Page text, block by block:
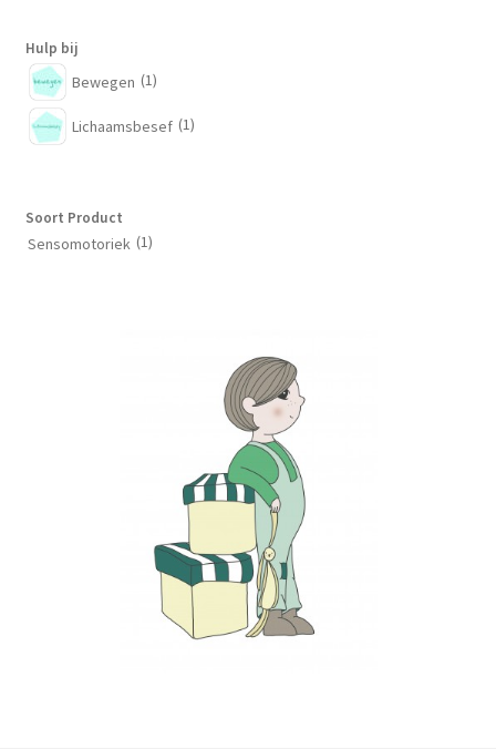
Hulp bij
Bewegen (1)
Lichaamsbesef (1)
Soort Product
Sensomotoriek (1)